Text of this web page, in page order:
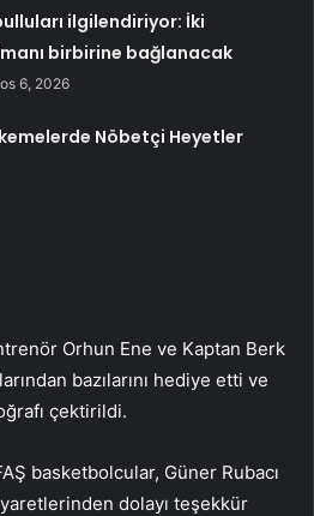
ilgilendiriyor: İki
birbirine bağlanacak
6, 2026
Nöbetçi Heyetler
Orhun Ene ve Kaptan Berk
bazılarını hediye etti ve
çektirildi.
basketbolcular, Güner Rubacı
dolayı teşekkür